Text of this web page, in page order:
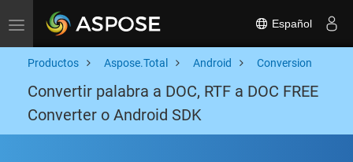
Toggle navigation Español
Productos Aspose.Total Android Conversion
Convertir palabra a DOC, RTF a DOC FREE
Converter o Android SDK